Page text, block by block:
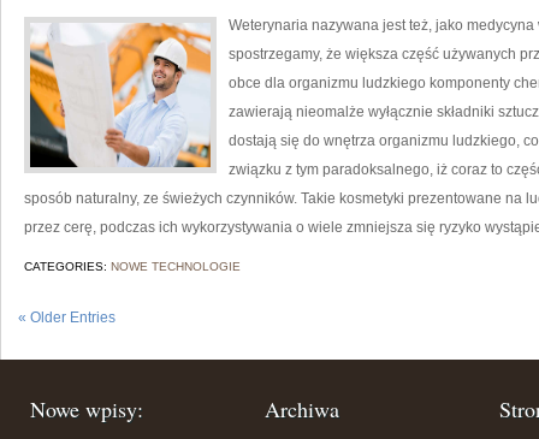
Weterynaria nazywana jest też, jako
spostrzegamy, że większa część używanych
obce dla organizmu ludzkiego komponenty
zawierają nieomalże wyłącznie składniki
dostają się do wnętrza organizmu ludzkiego,
związku z tym paradoksalnego, iż coraz to
sposób naturalny, ze świeżych czynników. Takie kosmetyki prezentowane na
przez cerę, podczas ich wykorzystywania o wiele zmniejsza się ryzyko
CATEGORIES: NOWE TECHNOLOGIE
« Older Entries
Nowe wpisy: Archiwa